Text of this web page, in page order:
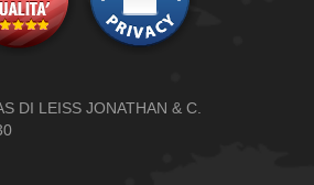
DI LEISS JONATHAN & C.